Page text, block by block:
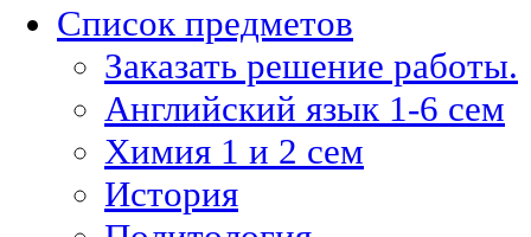
Список предметов
Заказать решение работы.
Английский язык 1-6 сем
Химия 1 и 2 сем
История